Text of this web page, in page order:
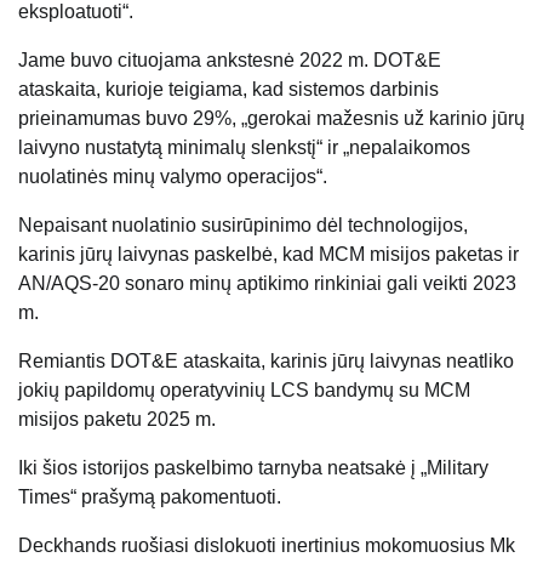
eksploatuoti“.
Jame buvo cituojama ankstesnė 2022 m. DOT&E
ataskaita, kurioje teigiama, kad sistemos darbinis
prieinamumas buvo 29%, „gerokai mažesnis už karinio jūrų
laivyno nustatytą minimalų slenkstį“ ir „nepalaikomos
nuolatinės minų valymo operacijos“.
Nepaisant nuolatinio susirūpinimo dėl technologijos,
karinis jūrų laivynas paskelbė, kad MCM misijos paketas ir
AN/AQS-20 sonaro minų aptikimo rinkiniai gali veikti 2023
m.
Remiantis DOT&E ataskaita, karinis jūrų laivynas neatliko
jokių papildomų operatyvinių LCS bandymų su MCM
misijos paketu 2025 m.
Iki šios istorijos paskelbimo tarnyba neatsakė į „Military
Times“ prašymą pakomentuoti.
Deckhands ruošiasi dislokuoti inertinius mokomuosius Mk